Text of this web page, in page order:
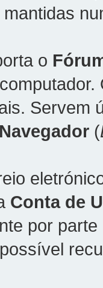
mantidas
o
Servem
Navegador (
Conta de
por